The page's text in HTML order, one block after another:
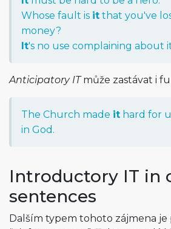
Whose fault is it that you've
money?
It's no use complaining about
Anticipatory ITmůže zastávat i
The Church made it hard for
in God.
Introductory IT in
sentences
Dalším typem tohoto zájmena je